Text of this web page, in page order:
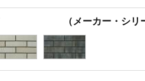
（メーカー・シ